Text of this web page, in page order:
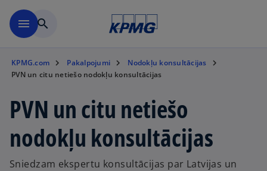
menu search
KPMG.com Pakalpojumi
Nodokļu konsultācijas
PVN un citu netiešo nodokļu konsultācijas
PVN un citu netiešo
nodokļu konsultācijas
Sniedzam ekspertu konsultācijas par Latvijas un